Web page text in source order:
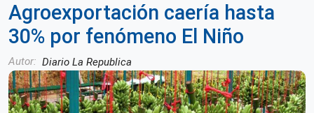
Agroexportación caería hasta
30% por fenómeno El Niño
Autor Diario La Republica